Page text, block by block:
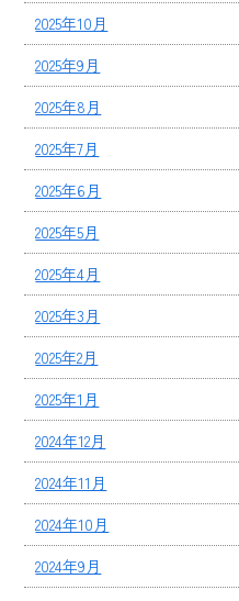
2025年10月
2025年9月
2025年8月
2025年7月
2025年6月
2025年5月
2025年4月
2025年3月
2025年2月
2025年1月
2024年12月
2024年11月
2024年10月
2024年9月